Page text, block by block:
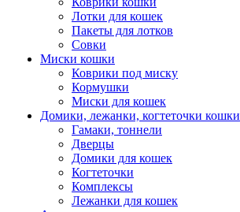
Лотки для кошек
Пакеты для лотков
Совки
Миски кошки
Коврики под миску
Кормушки
Миски для кошек
Домики, лежанки, когтеточки кошки
Гамаки, тоннели
Дверцы
Домики для кошек
Когтеточки
Комплексы
Лежанки для кошек